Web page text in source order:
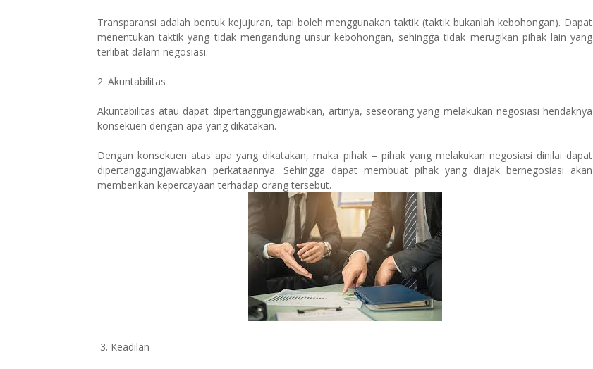
Transparansi adalah bentuk kejujuran, tapi boleh menggunakan taktik (taktik bukanlah kebohongan). Dapat
menentukan taktik yang tidak mengandung unsur kebohongan, sehingga tidak merugikan pihak lain yang
terlibat dalam negosiasi.
2. Akuntabilitas
Akuntabilitas atau dapat dipertanggungjawabkan, artinya, seseorang yang melakukan negosiasi hendaknya
konsekuen dengan apa yang dikatakan.
Dengan konsekuen atas apa yang dikatakan, maka pihak – pihak yang melakukan negosiasi dinilai dapat
dipertanggungjawabkan perkataannya. Sehingga dapat membuat pihak yang diajak bernegosiasi akan
memberikan kepercayaan terhadap orang tersebut.
3. Keadilan